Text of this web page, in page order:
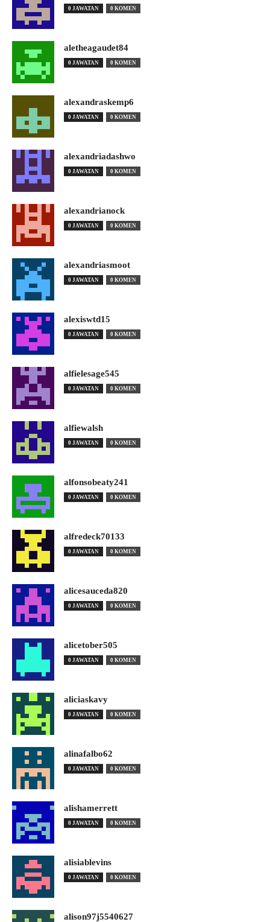
0 JAWATAN 0 KOMEN
aletheagaudet84
0 JAWATAN 0 KOMEN
alexandraskemp6
0 JAWATAN 0 KOMEN
alexandriadashwo
0 JAWATAN 0 KOMEN
alexandrianock
0 JAWATAN 0 KOMEN
alexandriasmoot
0 JAWATAN 0 KOMEN
alexiswtd15
0 JAWATAN 0 KOMEN
alfielesage545
0 JAWATAN 0 KOMEN
alfiewalsh
0 JAWATAN 0 KOMEN
alfonsobeaty241
0 JAWATAN 0 KOMEN
alfredeck70133
0 JAWATAN 0 KOMEN
alicesauceda820
0 JAWATAN 0 KOMEN
alicetober505
0 JAWATAN 0 KOMEN
aliciaskavy
0 JAWATAN 0 KOMEN
alinafalbo62
0 JAWATAN 0 KOMEN
alishamerrett
0 JAWATAN 0 KOMEN
alisiablevins
0 JAWATAN 0 KOMEN
alison97j5540627